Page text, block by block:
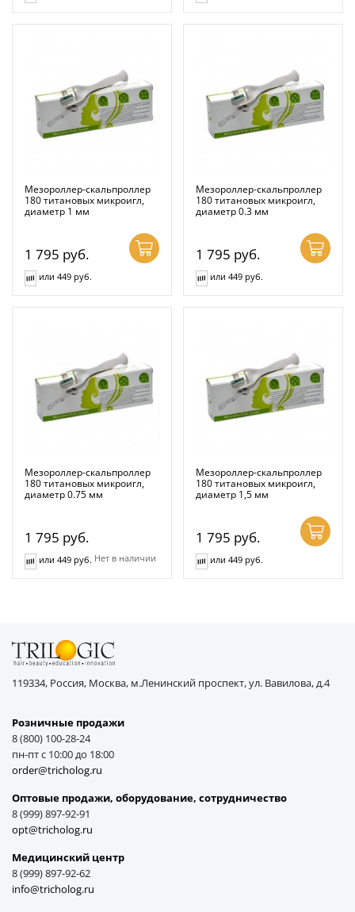
Мезороллер-скальпроллер
180 титановых микроигл,
диаметр 1 мм
1 795 руб.
или 449 руб.
Мезороллер-скальпроллер
180 титановых микроигл,
диаметр 0.3 мм
1 795 руб.
или 449 руб.
Мезороллер-скальпроллер
180 титановых микроигл,
диаметр 0.75 мм
1 795 руб.
Нет в наличии
или 449 руб.
Мезороллер-скальпроллер
180 титановых микроигл,
диаметр 1,5 мм
1 795 руб.
или 449 руб.
119334, Россия, Москва, м.Ленинский проспект, ул. Вавилова, д.4
Розничные продажи
8 (800) 100-28-24
пн-пт с 10:00 до 18:00
order@tricholog.ru
Оптовые продажи, оборудование, cотрудничество
8 (999) 897-92-91
opt@tricholog.ru
Медицинский центр
8 (999) 897-92-62
info@tricholog.ru